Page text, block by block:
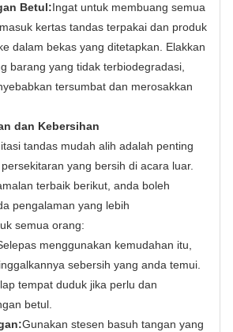
Betul:Ingat untuk membuang semua
kertas tandas terpakai dan produk
dalam bekas yang ditetapkan. Elakkan
barang yang tidak terbiodegradasi,
tersumbat dan merosakkan
dan Kebersihan
tandas mudah alih adalah penting
yang bersih di acara luar.
terbaik berikut, anda boleh
pengalaman yang lebih
semua orang:
menggunakan kemudahan itu,
sebersih yang anda temui.
tempat duduk jika perlu dan
betul.
Gunakan stesen basuh tangan yang